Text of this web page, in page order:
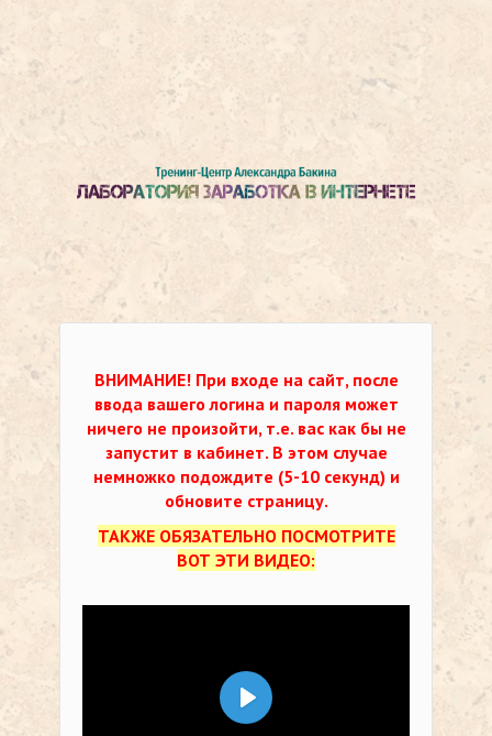
ВНИМАНИЕ! При входе на сайт, после
ввода вашего логина и пароля может
ничего не произойти, т.е. вас как бы не
запустит в кабинет. В этом случае
немножко подождите (5-10 секунд) и
обновите страницу.
ТАКЖЕ ОБЯЗАТЕЛЬНО ПОСМОТРИТЕ
ВОТ ЭТИ ВИДЕО:
Воспроизвести